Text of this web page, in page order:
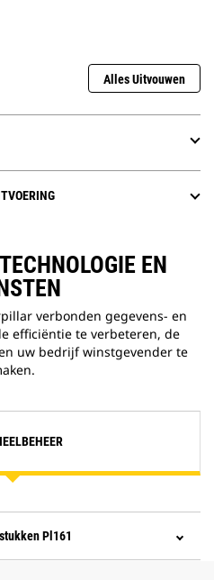
Alles Uitvouwen
EN
verbonden gegevens- en
efficiëntie te verbeteren, de
uw bedrijf winstgevender te
Pl161